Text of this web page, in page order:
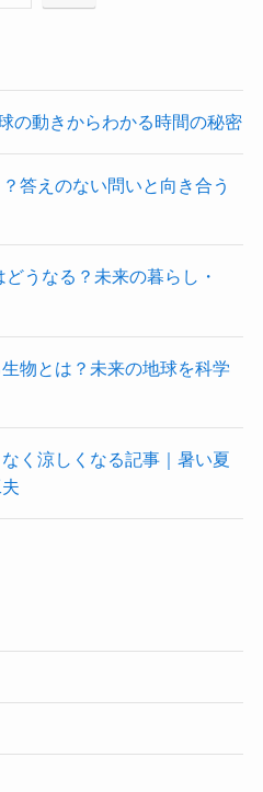
の動きからわかる時間の秘密
答えのない問いと向き合う
うなる？未来の暮らし・
物とは？未来の地球を科学
く涼しくなる記事｜暑い夏